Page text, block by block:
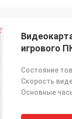
игрового